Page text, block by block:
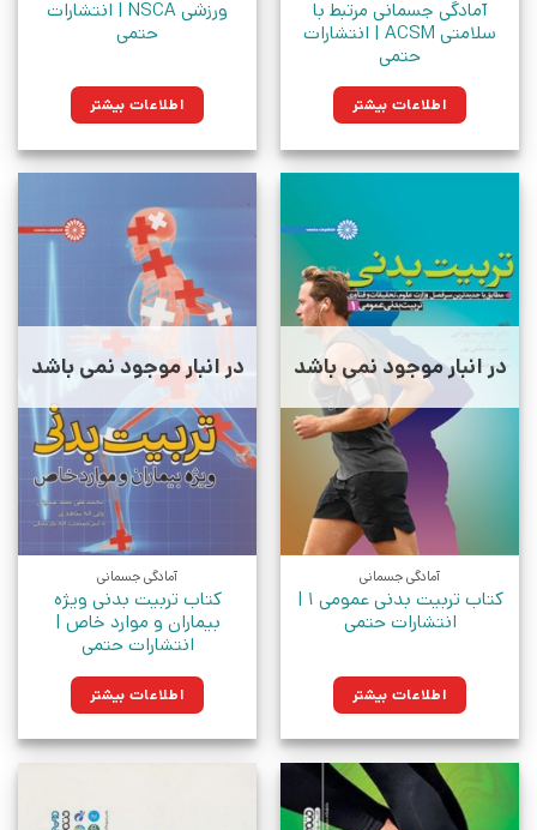
آمادگی جسمانی مرتبط با
سلامتی ACSM‏‫ | انتشارات
حتمی
اطلاعات بیشتر
ورزشی NSCA | انتشارات
حتمی
اطلاعات بیشتر
در انبار موجود نمی باشد
آمادگی جسمانی
کتاب تربیت بدنی عمومی 1 |
انتشارات حتمی
اطلاعات بیشتر
در انبار موجود نمی باشد
آمادگی جسمانی
کتاب تربیت بدنی ویژه
بیماران و موارد خاص |
انتشارات حتمی
اطلاعات بیشتر